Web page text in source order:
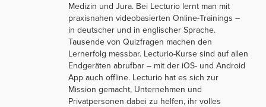
Medizin und Jura. Bei Lecturio lernt man mit
praxisnahen videobasierten Online-Trainings –
in deutscher und in englischer Sprache.
Tausende von Quizfragen machen den
Lernerfolg messbar. Lecturio-Kurse sind auf allen
Endgeräten abrufbar – mit der iOS- und Android
App auch offline. Lecturio hat es sich zur
Mission gemacht, Unternehmen und
Privatpersonen dabei zu helfen, ihr volles